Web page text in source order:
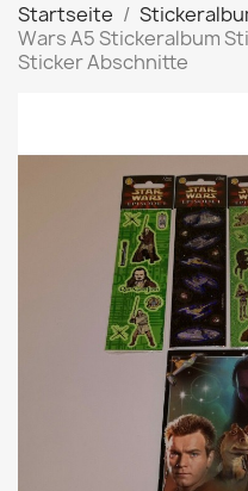
Startseite
Wars A5 Stickeralbum
Sticker Abschnitte